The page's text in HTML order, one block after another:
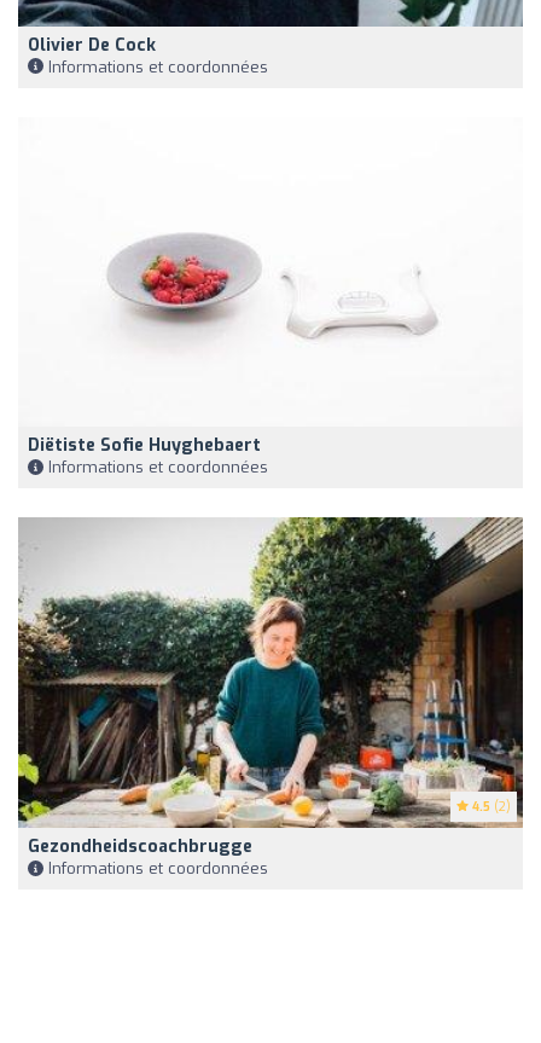
Olivier De Cock
Informations et coordonnées
Diëtiste Sofie Huyghebaert
Informations et coordonnées
4.5 (2)
Gezondheidscoachbrugge
Informations et coordonnées